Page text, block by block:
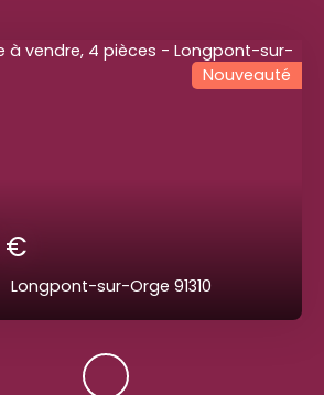
€
Longpont-sur-Orge 91310
Nouveauté